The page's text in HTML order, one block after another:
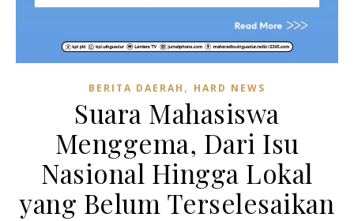
BERITA DAERAH , HARD NEWS
Suara Mahasiswa
Menggema, Dari Isu
Nasional Hingga Lokal
yang Belum Terselesaikan